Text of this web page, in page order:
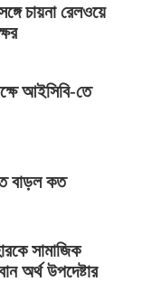
চায়না রেলওয়ে
আইসিবি-তে
বাড়ল কত
সামাজিক
অর্থ উপদেষ্টার